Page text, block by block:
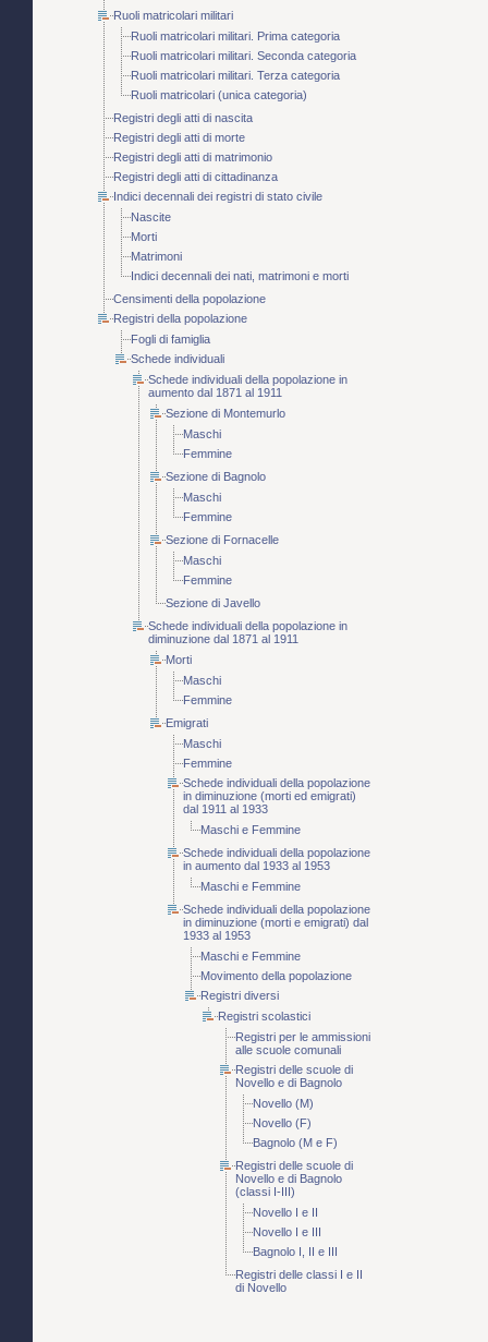
Ruoli matricolari militari
Ruoli matricolari militari. Prima categoria
Ruoli matricolari militari. Seconda categoria
Ruoli matricolari militari. Terza categoria
Ruoli matricolari (unica categoria)
Registri degli atti di nascita
Registri degli atti di morte
Registri degli atti di matrimonio
Registri degli atti di cittadinanza
Indici decennali dei registri di stato civile
Nascite
Morti
Matrimoni
Indici decennali dei nati, matrimoni e morti
Censimenti della popolazione
Registri della popolazione
Fogli di famiglia
Schede individuali
Schede individuali della popolazione in
aumento dal 1871 al 1911
Sezione di Montemurlo
Maschi
Femmine
Sezione di Bagnolo
Maschi
Femmine
Sezione di Fornacelle
Maschi
Femmine
Sezione di Javello
Schede individuali della popolazione in
diminuzione dal 1871 al 1911
Morti
Maschi
Femmine
Emigrati
Maschi
Femmine
Schede individuali della popolazione
in diminuzione (morti ed emigrati)
dal 1911 al 1933
Maschi e Femmine
Schede individuali della popolazione
in aumento dal 1933 al 1953
Maschi e Femmine
Schede individuali della popolazione
in diminuzione (morti e emigrati) dal
1933 al 1953
Maschi e Femmine
Movimento della popolazione
Registri diversi
Registri scolastici
Registri per le ammissioni
alle scuole comunali
Registri delle scuole di
Novello e di Bagnolo
Novello (M)
Novello (F)
Bagnolo (M e F)
Registri delle scuole di
Novello e di Bagnolo
(classi I-III)
Novello I e II
Novello I e III
Bagnolo I, II e III
Registri delle classi I e II
di Novello